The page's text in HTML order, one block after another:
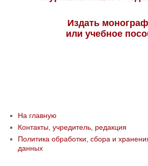
Издать
или учебное
На главную
Контакты, учредитель, редакция
Политика обработки, сбора и
данных